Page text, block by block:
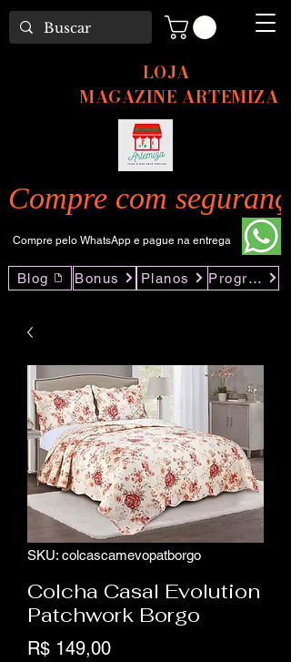
LOJA
MAGAZINE ARTEMIZA
Compre com
Compre pelo WhatsApp e pague na entrega
Blog Bonus Planos Programas
SKU: colcascamevopatborgo
Colcha Casal Evolution
Patchwork Borgo
R$ 149,00Preço